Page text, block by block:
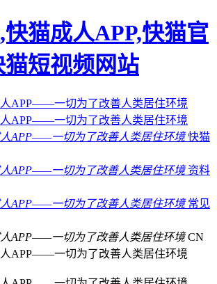
猫成人APP,快猫官
猫短视频网站
快猫
资料
常见
CN